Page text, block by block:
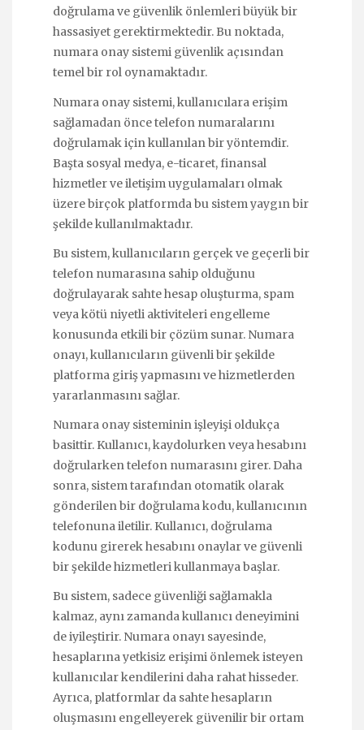
doğrulama ve güvenlik önlemleri büyük bir
hassasiyet gerektirmektedir. Bu noktada,
numara onay sistemi güvenlik açısından
temel bir rol oynamaktadır.
Numara onay sistemi, kullanıcılara erişim
sağlamadan önce telefon numaralarını
doğrulamak için kullanılan bir yöntemdir.
Başta sosyal medya, e-ticaret, finansal
hizmetler ve iletişim uygulamaları olmak
üzere birçok platformda bu sistem yaygın bir
şekilde kullanılmaktadır.
Bu sistem, kullanıcıların gerçek ve geçerli bir
telefon numarasına sahip olduğunu
doğrulayarak sahte hesap oluşturma, spam
veya kötü niyetli aktiviteleri engelleme
konusunda etkili bir çözüm sunar. Numara
onayı, kullanıcıların güvenli bir şekilde
platforma giriş yapmasını ve hizmetlerden
yararlanmasını sağlar.
Numara onay sisteminin işleyişi oldukça
basittir. Kullanıcı, kaydolurken veya hesabını
doğrularken telefon numarasını girer. Daha
sonra, sistem tarafından otomatik olarak
gönderilen bir doğrulama kodu, kullanıcının
telefonuna iletilir. Kullanıcı, doğrulama
kodunu girerek hesabını onaylar ve güvenli
bir şekilde hizmetleri kullanmaya başlar.
Bu sistem, sadece güvenliği sağlamakla
kalmaz, aynı zamanda kullanıcı deneyimini
de iyileştirir. Numara onayı sayesinde,
hesaplarına yetkisiz erişimi önlemek isteyen
kullanıcılar kendilerini daha rahat hisseder.
Ayrıca, platformlar da sahte hesapların
oluşmasını engelleyerek güvenilir bir ortam